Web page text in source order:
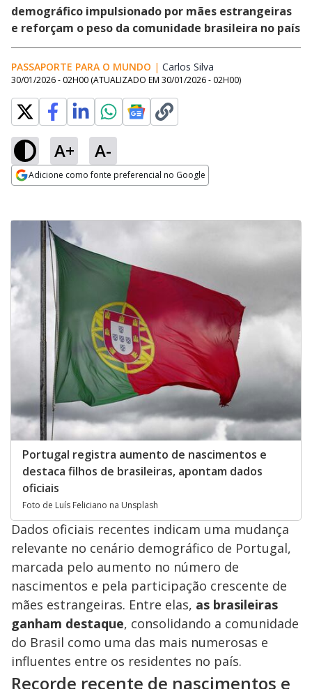
demográfico impulsionado por mães estrangeiras
e reforçam o peso da comunidade brasileira no país
PASSAPORTE PARA O MUNDO | Carlos Silva
30/01/2026 - 02H00 (ATUALIZADO EM 30/01/2026 - 02H00)
A+ A-
Adicione como fonte preferencial no Google
Portugal registra aumento de nascimentos e
destaca filhos de brasileiras, apontam dados
oficiais
Foto de Luís Feliciano na Unsplash
Dados oficiais recentes indicam uma mudança
relevante no cenário demográfico de Portugal,
marcada pelo aumento no número de
nascimentos e pela participação crescente de
mães estrangeiras. Entre elas, as brasileiras
ganham destaque, consolidando a comunidade
do Brasil como uma das mais numerosas e
influentes entre os residentes no país.
Recorde recente de nascimentos e